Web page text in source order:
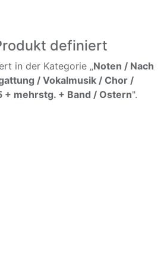
definiert
in der Kategorie „Noten / Nach
/ Vokalmusik / Chor /
+ mehrstg. + Band / Ostern".